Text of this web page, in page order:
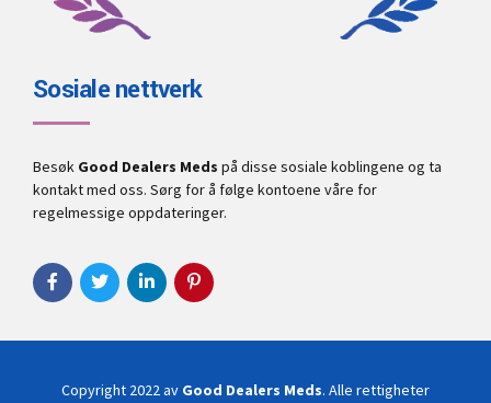
Sosiale nettverk
Besøk Good Dealers Meds på disse sosiale koblingene og ta
kontakt med oss. Sørg for å følge kontoene våre for
regelmessige oppdateringer.
Copyright 2022 av Good Dealers Meds. Alle rettigheter